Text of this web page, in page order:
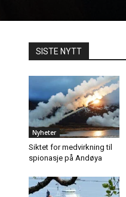
SISTE NYTT
Nyheter
Siktet for medvirkning til
spionasje på Andøya